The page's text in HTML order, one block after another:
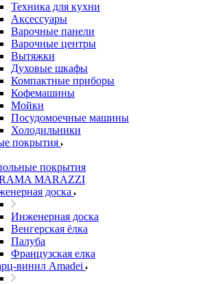
Техника для кухни
Аксессуары
Варочные панели
Варочные центры
Вытяжки
Духовые шкафы
Компактные приборы
Кофемашины
Мойки
Посудомоечные машины
Холодильники
покрытия
покрытия
MARAZZI
доска
Инженерная доска
Венгерская ёлка
Палуба
Французская елка
винил Amadei